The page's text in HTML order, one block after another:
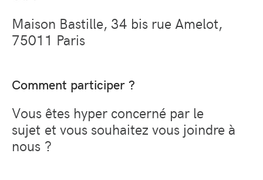
Maison Bastille, 34 bis rue Amelot,
75011 Paris
Comment participer ?
Vous êtes hyper concerné par le
sujet et vous souhaitez vous joindre à
nous ?